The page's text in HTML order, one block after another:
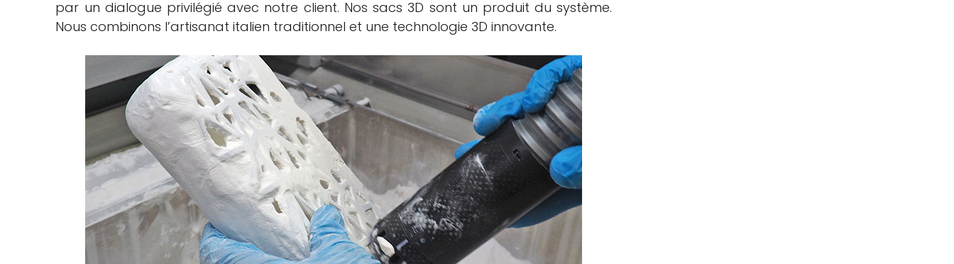
par un dialogue privilégié avec notre client. Nos sacs 3D sont un produit du système.
Nous combinons l’artisanat italien traditionnel et une technologie 3D innovante.